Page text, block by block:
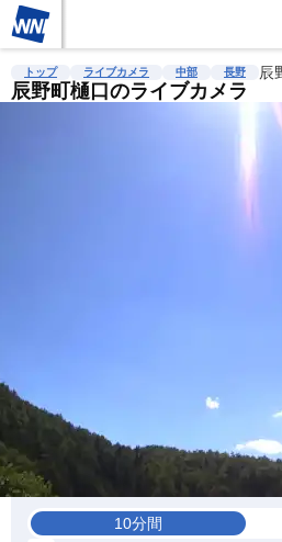
雨雲レーダー 台風情報 地震情報
トップ ライブカメラ 中部 長野 辰
辰野町樋口のライブカメラ
10分間